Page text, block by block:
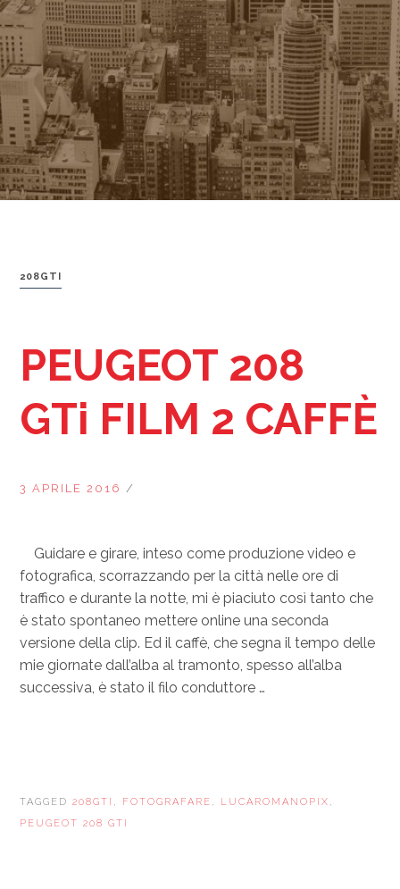
208GTI
PEUGEOT 208
GTi FILM 2 CAFFÈ
3 APRILE 2016 /
Guidare e girare, inteso come produzione video e
fotografica, scorrazzando per la città nelle ore di
traffico e durante la notte, mi è piaciuto così tanto che
è stato spontaneo mettere online una seconda
versione della clip. Ed il caffè, che segna il tempo delle
mie giornate dall’alba al tramonto, spesso all’alba
successiva, è stato il filo conduttore …
TAGGED208GTI , FOTOGRAFARE , LUCAROMANOPIX ,
PEUGEOT 208 GTI